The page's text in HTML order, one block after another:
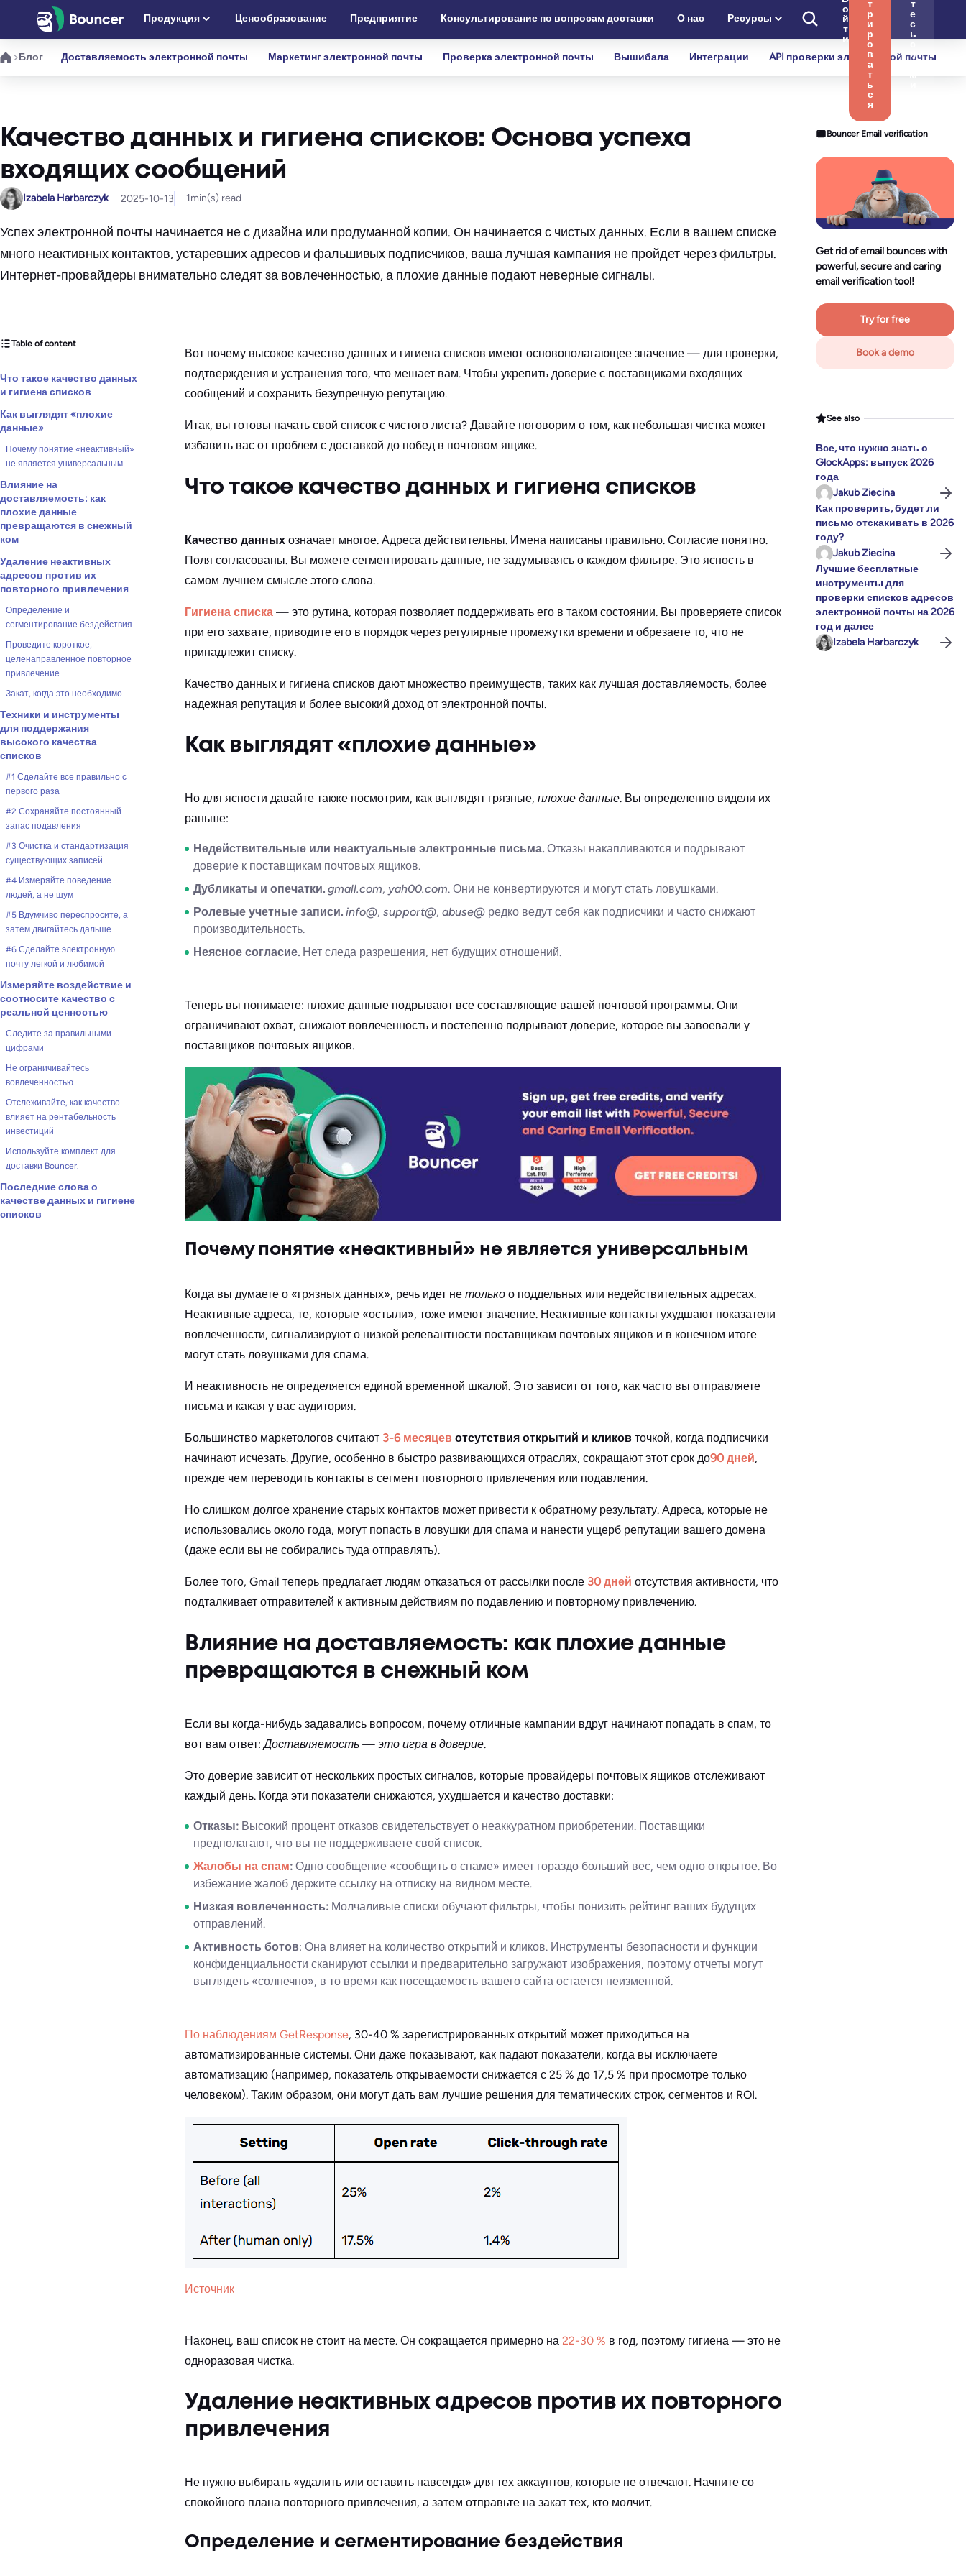
Перейти
содержимому
Продукция Ценообразование Предприятие Консультирование по вопросам доставки О нас Ресурсы
о
й
т
и
т
р
и
р
о
в
а
т
ь
с
я
т
е
с
ь
н
а
Блог Доставляемость электронной почты Маркетинг электронной почты Проверка электронной почты Вышибала Интеграции API проверки электронной почты
Качество данных и гигиена списков: Основа успеха
входящих сообщений
Izabela Harbarczyk 2025-10-13 1min(s) read
Успех электронной почты начинается не с дизайна или продуманной копии. Он начинается с чистых данных. Если в вашем списке
много неактивных контактов, устаревших адресов и фальшивых подписчиков, ваша лучшая кампания не пройдет через фильтры.
Интернет-провайдеры внимательно следят за вовлеченностью, а плохие данные подают неверные сигналы.
Table of content
Что такое качество данных
и гигиена списков
Как выглядят «плохие
данные»
Почему понятие «неактивный»
не является универсальным
Влияние на
доставляемость: как
плохие данные
превращаются в снежный
ком
Удаление неактивных
адресов против их
повторного привлечения
Определение и
сегментирование бездействия
Проведите короткое,
целенаправленное повторное
привлечение
Закат, когда это необходимо
Техники и инструменты
для поддержания
высокого качества
списков
#1 Сделайте все правильно с
первого раза
#2 Сохраняйте постоянный
запас подавления
#3 Очистка и стандартизация
существующих записей
#4 Измеряйте поведение
людей, а не шум
#5 Вдумчиво переспросите, а
затем двигайтесь дальше
#6 Сделайте электронную
почту легкой и любимой
Измеряйте воздействие и
соотносите качество с
реальной ценностью
Следите за правильными
цифрами
Не ограничивайтесь
вовлеченностью
Отслеживайте, как качество
влияет на рентабельность
инвестиций
Используйте комплект для
доставки Bouncer.
Последние слова о
качестве данных и гигиене
списков
Вот почему высокое качество данных и гигиена списков имеют основополагающее значение — для проверки,
подтверждения и устранения того, что мешает вам. Чтобы укрепить доверие с поставщиками входящих
сообщений и сохранить безупречную репутацию.
Итак, вы готовы начать свой список с чистого листа? Давайте поговорим о том, как небольшая чистка может
избавить вас от проблем с доставкой до побед в почтовом ящике.
Что такое качество данных и гигиена списков
Качество данных означает многое. Адреса действительны. Имена написаны правильно. Согласие понятно.
Поля согласованы. Вы можете сегментировать данные, не задумываясь о каждом фильтре. Это ясность в
самом лучшем смысле этого слова.
Гигиена списка — это рутина, которая позволяет поддерживать его в таком состоянии. Вы проверяете список
при его захвате, приводите его в порядок через регулярные промежутки времени и обрезаете то, что не
принадлежит списку.
Качество данных и гигиена списков дают множество преимуществ, таких как лучшая доставляемость, более
надежная репутация и более высокий доход от электронной почты.
Как выглядят «плохие данные»
Но для ясности давайте также посмотрим, как выглядят грязные, плохие данные. Вы определенно видели их
раньше:
Недействительные или неактуальные электронные письма. Отказы накапливаются и подрывают
доверие к поставщикам почтовых ящиков.
Дубликаты и опечатки. gmall.com, yah00.com. Они не конвертируются и могут стать ловушками.
Ролевые учетные записи. info@, support@, abuse@ редко ведут себя как подписчики и часто снижают
производительность.
Неясное согласие. Нет следа разрешения, нет будущих отношений.
Теперь вы понимаете: плохие данные подрывают все составляющие вашей почтовой программы. Они
ограничивают охват, снижают вовлеченность и постепенно подрывают доверие, которое вы завоевали у
поставщиков почтовых ящиков.
Почему понятие «неактивный» не является универсальным
Когда вы думаете о «грязных данных», речь идет не только о поддельных или недействительных адресах.
Неактивные адреса, те, которые «остыли», тоже имеют значение. Неактивные контакты ухудшают показатели
вовлеченности, сигнализируют о низкой релевантности поставщикам почтовых ящиков и в конечном итоге
могут стать ловушками для спама.
И неактивность не определяется единой временной шкалой. Это зависит от того, как часто вы отправляете
письма и какая у вас аудитория.
Большинство маркетологов считают 3-6 месяцев отсутствия открытий и кликов точкой, когда подписчики
начинают исчезать. Другие, особенно в быстро развивающихся отраслях, сокращают этот срок до90 дней,
прежде чем переводить контакты в сегмент повторного привлечения или подавления.
Но слишком долгое хранение старых контактов может привести к обратному результату. Адреса, которые не
использовались около года, могут попасть в ловушки для спама и нанести ущерб репутации вашего домена
(даже если вы не собирались туда отправлять).
Более того, Gmail теперь предлагает людям отказаться от рассылки после 30 дней отсутствия активности, что
подталкивает отправителей к активным действиям по подавлению и повторному привлечению.
Влияние на доставляемость: как плохие данные
превращаются в снежный ком
Если вы когда-нибудь задавались вопросом, почему отличные кампании вдруг начинают попадать в спам, то
вот вам ответ: Доставляемость — это игра в доверие.
Это доверие зависит от нескольких простых сигналов, которые провайдеры почтовых ящиков отслеживают
каждый день. Когда эти показатели снижаются, ухудшается и качество доставки:
Отказы: Высокий процент отказов свидетельствует о неаккуратном приобретении. Поставщики
предполагают, что вы не поддерживаете свой список.
Жалобы на спам: Одно сообщение «сообщить о спаме» имеет гораздо больший вес, чем одно открытое. Во
избежание жалоб держите ссылку на отписку на видном месте.
Низкая вовлеченность: Молчаливые списки обучают фильтры, чтобы понизить рейтинг ваших будущих
отправлений.
Активность ботов: Она влияет на количество открытий и кликов. Инструменты безопасности и функции
конфиденциальности сканируют ссылки и предварительно загружают изображения, поэтому отчеты могут
выглядеть «солнечно», в то время как посещаемость вашего сайта остается неизменной.
По наблюдениям GetResponse, 30-40 % зарегистрированных открытий может приходиться на
автоматизированные системы. Они даже показывают, как падают показатели, когда вы исключаете
автоматизацию (например, показатель открываемости снижается с 25 % до 17,5 % при просмотре только
человеком). Таким образом, они могут дать вам лучшие решения для тематических строк, сегментов и ROI.
Источник
Наконец, ваш список не стоит на месте. Он сокращается примерно на 22-30 % в год, поэтому гигиена — это не
одноразовая чистка.
Удаление неактивных адресов против их повторного
привлечения
Не нужно выбирать «удалить или оставить навсегда» для тех аккаунтов, которые не отвечают. Начните со
спокойного плана повторного привлечения, а затем отправьте на закат тех, кто молчит.
Определение и сегментирование бездействия
Bouncer Email verification
Get rid of email bounces with
powerful, secure and caring
email verification tool!
Try for free
Book a demo
See also
Все, что нужно знать о
GlockApps: выпуск 2026
года
Jakub Ziecina
Как проверить, будет ли
письмо отскакивать в 2026
году?
Jakub Ziecina
Лучшие бесплатные
инструменты для
проверки списков адресов
электронной почты на 2026
год и далее
Izabela Harbarczyk